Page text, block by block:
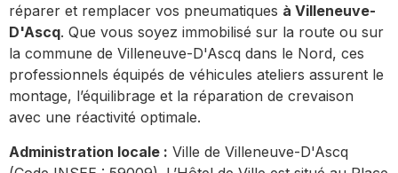
réparer et remplacer vos pneumatiques à Villeneuve-
D'Ascq. Que vous soyez immobilisé sur la route ou sur
la commune de Villeneuve-D'Ascq dans le Nord, ces
professionnels équipés de véhicules ateliers assurent le
montage, l’équilibrage et la réparation de crevaison
avec une réactivité optimale.
Administration locale : Ville de Villeneuve-D'Ascq